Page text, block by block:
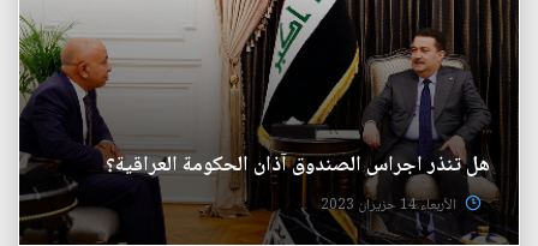
هل تنذر اجراس الصندوق آذان الحكومة العراقية؟
الأربعاء 14 حزيران 2023